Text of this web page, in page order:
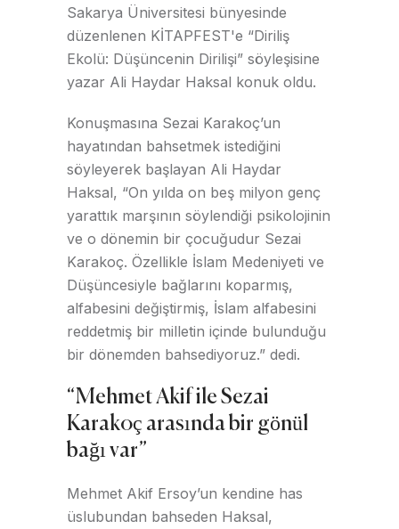
Sakarya Üniversitesi bünyesinde
düzenlenen KİTAPFEST'e “Diriliş
Ekolü: Düşüncenin Dirilişi” söyleşisine
yazar Ali Haydar Haksal konuk oldu.
Konuşmasına Sezai Karakoç’un
hayatından bahsetmek istediğini
söyleyerek başlayan Ali Haydar
Haksal, “On yılda on beş milyon genç
yarattık marşının söylendiği psikolojinin
ve o dönemin bir çocuğudur Sezai
Karakoç. Özellikle İslam Medeniyeti ve
Düşüncesiyle bağlarını koparmış,
alfabesini değiştirmiş, İslam alfabesini
reddetmiş bir milletin içinde bulunduğu
bir dönemden bahsediyoruz.” dedi.
“Mehmet Akif ile Sezai
Karakoç arasında bir gönül
bağı var”
Mehmet Akif Ersoy’un kendine has
üslubundan bahseden Haksal,